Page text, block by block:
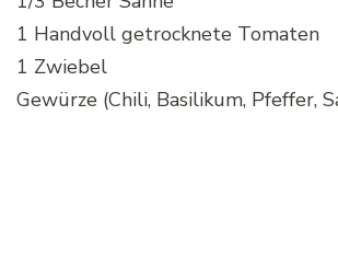
1 Handvoll getrocknete Tomaten
1 Zwiebel
Gewürze (Chili, Basilikum, Pfeffer,